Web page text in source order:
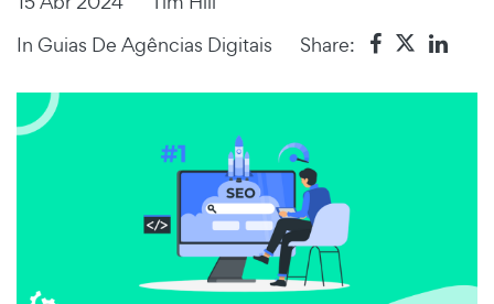
In Guias De Agências Digitais Share: